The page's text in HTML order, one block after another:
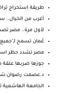
طريقة استخراج
أغرب من الخيال..
لأول مرة.. مصر
عُمان تسمح لـ"جميع
مصر تشدد حظر
جوزها ضربها
د.عصمت
الجامعة